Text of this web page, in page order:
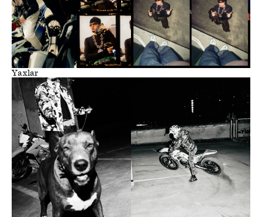
Yaxlar